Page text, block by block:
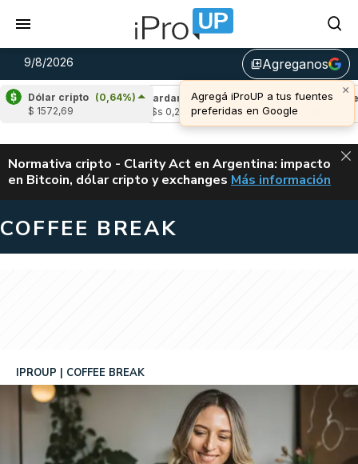
9/8/2026 library_addAgreganos
×
Agregá iProUP a tus fuentes
preferidas en Google
Dólar cripto (0,64%)
$ 1572,69
0,18%) Cardano
(-1,63%)
u$s 0,20
Avalanche
(-
u$s 6,47
ALERTA
Normativa cripto - Clarity Act en Argentina: impacto
en Bitcoin, dólar cripto y exchanges CLARITY ACT EN
Más información
COFFEE BREAK
IPROUP COFFEE BREAK